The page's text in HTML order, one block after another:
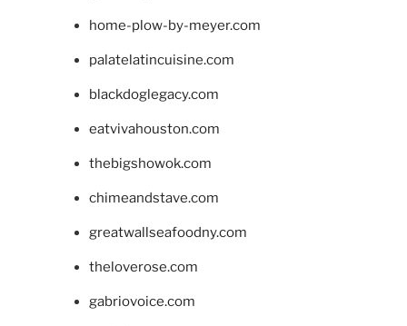
home-plow-by-meyer.com
palatelatincuisine.com
blackdoglegacy.com
eatvivahouston.com
thebigshowok.com
chimeandstave.com
greatwallseafoodny.com
theloverose.com
gabriovoice.com